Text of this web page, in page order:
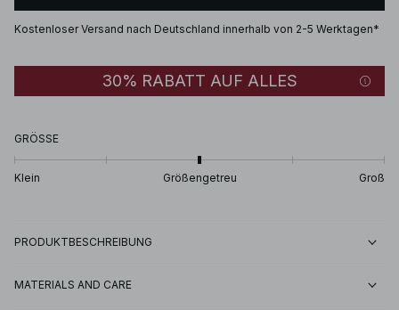
Kostenloser Versand nach Deutschland innerhalb von 2-5 Werktagen*
30% RABATT AUF ALLES
GRÖSSE
Klein Größengetreu Groß
PRODUKTBESCHREIBUNG
MATERIALS AND CARE